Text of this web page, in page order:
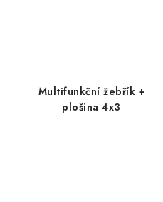
Multifunkční žebřík +
plošina 4x3